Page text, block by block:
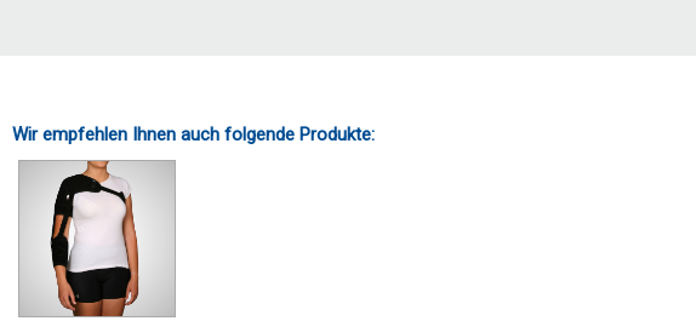
Wir empfehlen Ihnen auch folgende Produkte: